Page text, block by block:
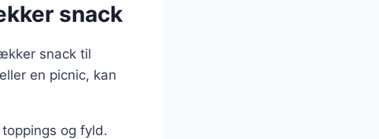
snack
snack til
en picnic, kan
og fyld.